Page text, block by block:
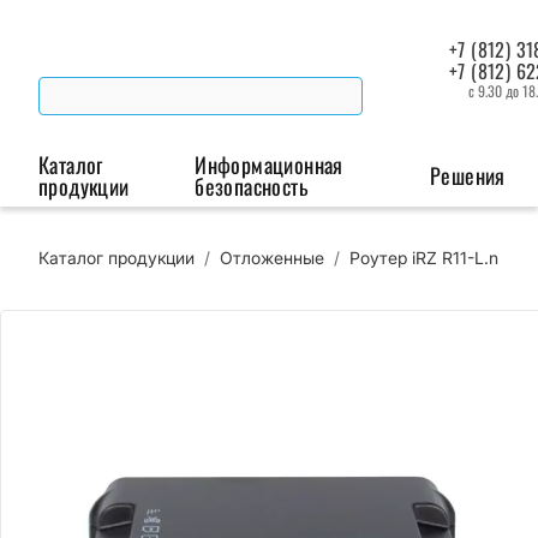
+7 (812)
+7 (812)
с 9.30 до
Каталог
продукции
Беспроводная связь Промышленная автоматизация
Информационная
безопасность Решения
Каталог продукции / Отложенные / Роутер iRZ R11-L.n